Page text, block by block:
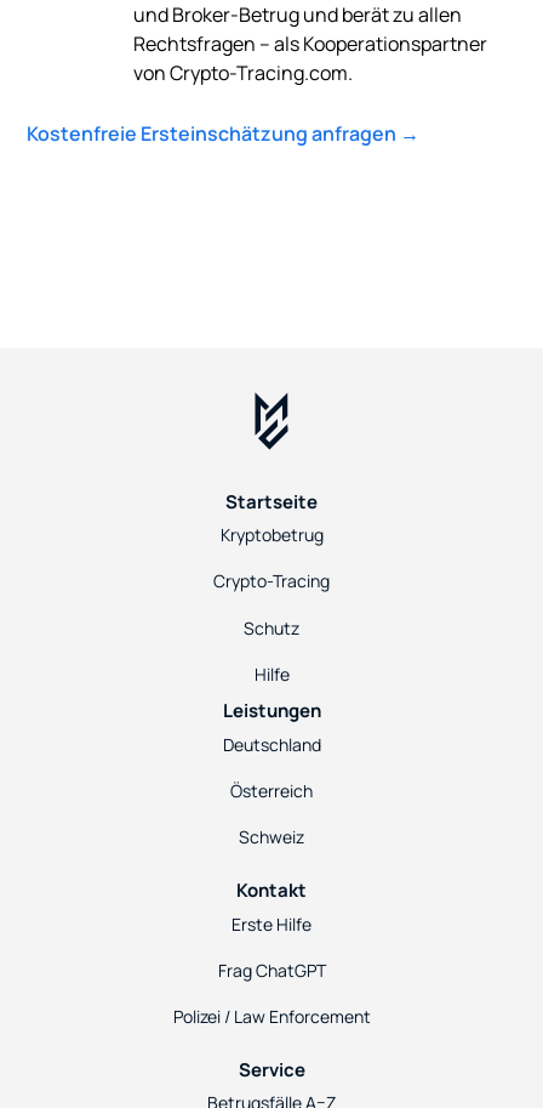
und Broker-Betrug und berät zu allen
Rechtsfragen – als Kooperationspartner
von Crypto-Tracing.com.
Kostenfreie Ersteinschätzung anfragen →
Startseite
Kryptobetrug
Crypto-Tracing
Schutz
Hilfe
Leistungen
Deutschland
Österreich
Schweiz
Kontakt
Erste Hilfe
Frag ChatGPT
Polizei / Law Enforcement
Service
Betrugsfälle A–Z